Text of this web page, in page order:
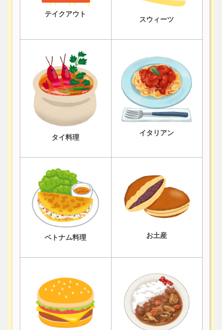
テイクアウト
スウィーツ
タイ料理
イタリアン
ベトナム料理 お土産